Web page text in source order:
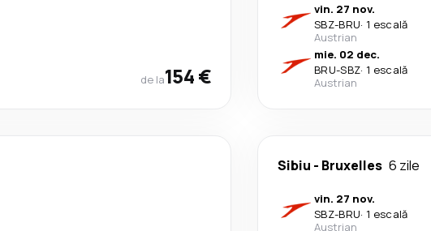
de la154 €
vin. 27 nov.
SBZ-BRU· 1 escală
Austrian
mie. 02 dec.
BRU-SBZ· 1 escală
Austrian
Sibiu - Bruxelles 6 zile
vin. 27 nov.
SBZ-BRU· 1 escală
Austrian